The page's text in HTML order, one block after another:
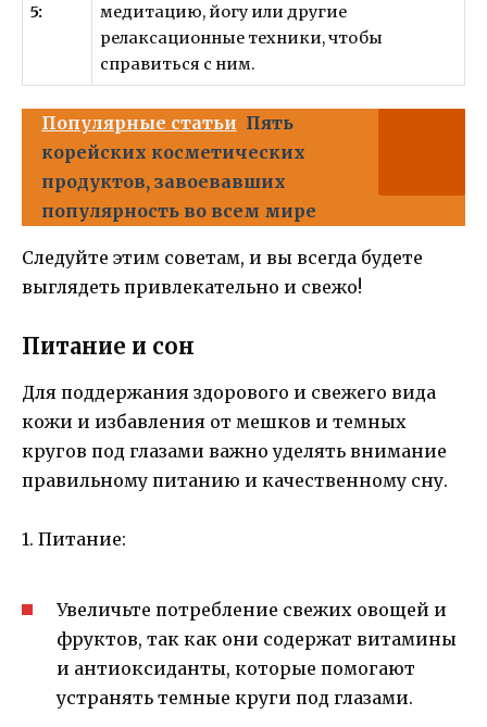
5:
медитацию, йогу или другие
релаксационные техники, чтобы
справиться с ним.
Популярные статьи Пять
корейских косметических
продуктов, завоевавших
популярность во всем мире
Следуйте этим советам, и вы всегда будете
выглядеть привлекательно и свежо!
Питание и сон
Для поддержания здорового и свежего вида
кожи и избавления от мешков и темных
кругов под глазами важно уделять внимание
правильному питанию и качественному сну.
1. Питание:
Увеличьте потребление свежих овощей и
фруктов, так как они содержат витамины
и антиоксиданты, которые помогают
устранять темные круги под глазами.